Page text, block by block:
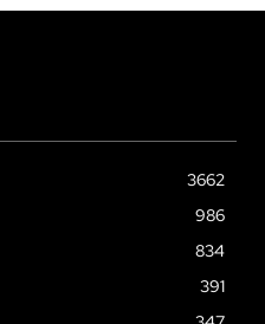
3662
986
834
391